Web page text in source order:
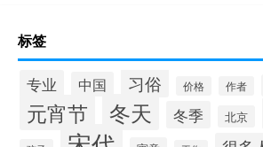
标签
专业 中国 习俗 价格 作者
元宵节 冬天 冬季 北京